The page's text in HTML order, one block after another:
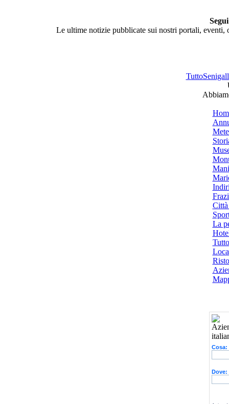
Le ultime notizie pubblicate sui nostri portali,
Città
La
Cosa:
Dove: